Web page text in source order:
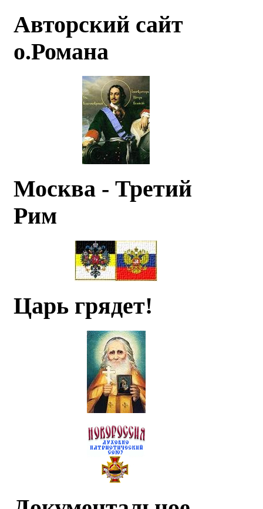
Авторский сайт
о.Романа
Москва - Третий
Рим
Царь грядет!